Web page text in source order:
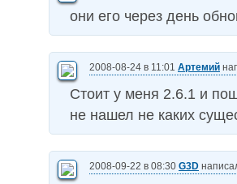
они его через день
2008-08-24 в 11:01 Артемий
Стоит у меня 2.6.1 и
не нашел не каких
2008-09-22 в 08:30 G3D